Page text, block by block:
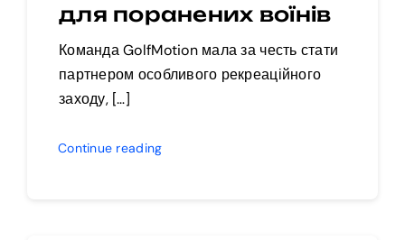
для поранених воїнів
Команда GolfMotion мала за честь стати
партнером особливого рекреаційного
заходу, […]
Continue reading